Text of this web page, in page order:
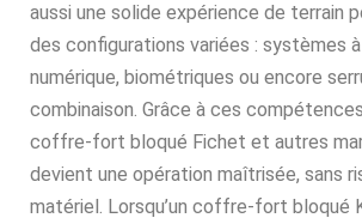
aussi une solide expérience de terrain
des configurations variées : systèmes
numérique, biométriques ou encore
combinaison. Grâce à ces
coffre-fort bloqué Fichet et autres
devient une opération maîtrisée, sans
matériel. Lorsqu’un coffre-fort bloqué